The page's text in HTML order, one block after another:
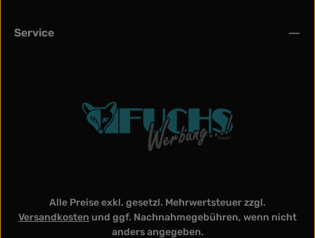
Service
Alle Preise exkl. gesetzl. Mehrwertsteuer zzgl.
Versandkosten und ggf. Nachnahmegebühren, wenn nicht
anders angegeben.